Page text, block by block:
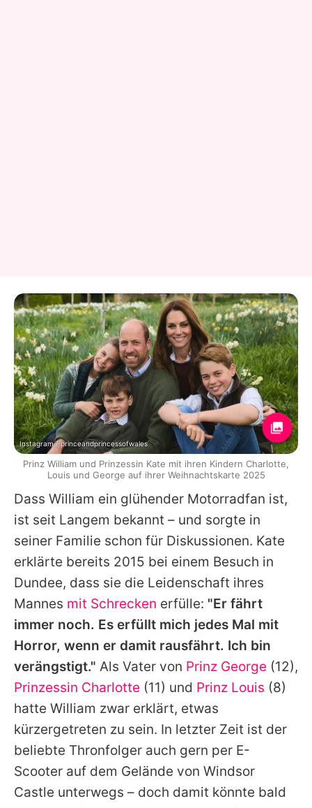
Dass William ein glühender Motorradfan ist,
ist seit Langem bekannt – und sorgte in
seiner Familie schon für Diskussionen. Kate
erklärte bereits 2015 bei einem Besuch in
Dundee, dass sie die Leidenschaft ihres
Mannes mit Schrecken erfülle: "Er fährt
immer noch. Es erfüllt mich jedes Mal mit
Horror, wenn er damit rausfährt. Ich bin
verängstigt." Als Vater von Prinz George (12),
Prinzessin Charlotte (11) und Prinz Louis (8)
hatte William zwar erklärt, etwas
kürzergetreten zu sein. In letzter Zeit ist der
beliebte Thronfolger auch gern per E-
Scooter auf dem Gelände von Windsor
Castle unterwegs – doch damit könnte bald
Instagram / princeandprincessofwales
Prinz William und Prinzessin Kate mit ihren Kindern Charlotte,
Louis und George auf ihrer Weihnachtskarte 2025